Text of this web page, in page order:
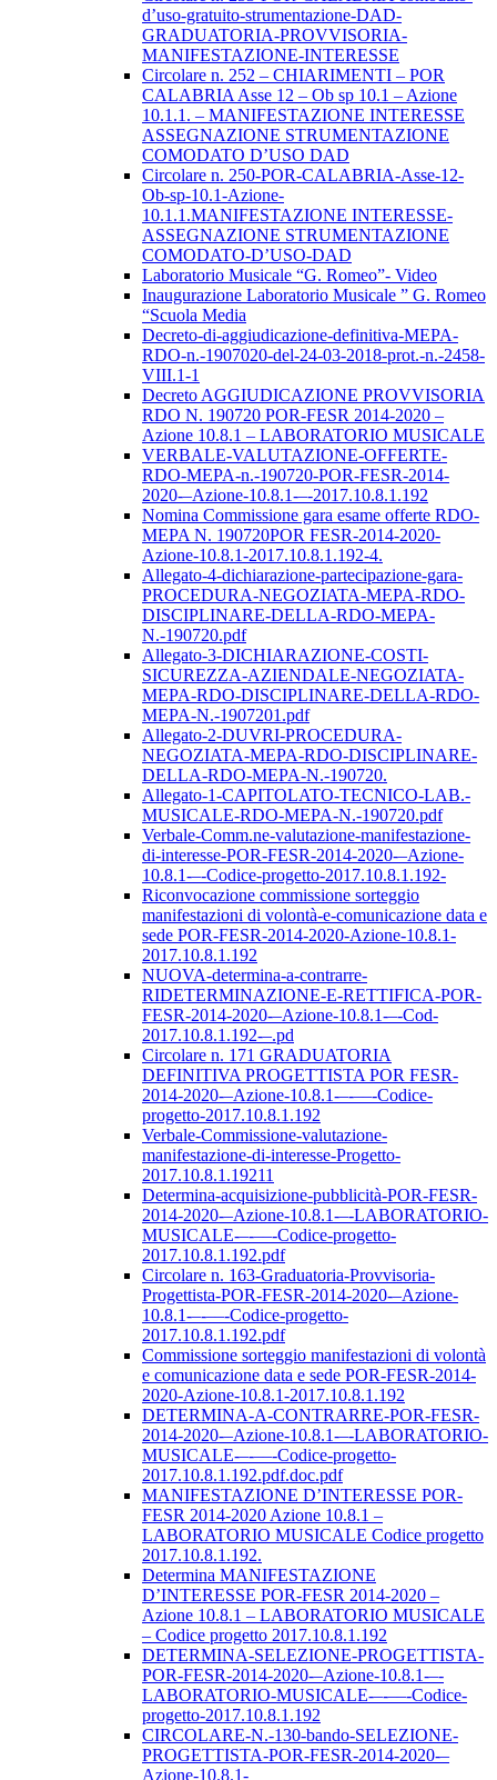
d’uso-gratuito-strumentazione-DAD-
GRADUATORIA-PROVVISORIA-
MANIFESTAZIONE-INTERESSE
Circolare n. 252 – CHIARIMENTI – POR
CALABRIA Asse 12 – Ob sp 10.1 – Azione
10.1.1. – MANIFESTAZIONE INTERESSE
ASSEGNAZIONE STRUMENTAZIONE
COMODATO D’USO DAD
Circolare n. 250-POR-CALABRIA-Asse-12-
Ob-sp-10.1-Azione-
10.1.1.MANIFESTAZIONE INTERESSE-
ASSEGNAZIONE STRUMENTAZIONE
COMODATO-D’USO-DAD
Laboratorio Musicale “G. Romeo”- Video
Inaugurazione Laboratorio Musicale ” G. Romeo
“Scuola Media
Decreto-di-aggiudicazione-definitiva-MEPA-
RDO-n.-1907020-del-24-03-2018-prot.-n.-2458-
VIII.1-1
Decreto AGGIUDICAZIONE PROVVISORIA
RDO N. 190720 POR-FESR 2014-2020 –
Azione 10.8.1 – LABORATORIO MUSICALE
VERBALE-VALUTAZIONE-OFFERTE-
RDO-MEPA-n.-190720-POR-FESR-2014-
2020-–Azione-10.8.1-–-2017.10.8.1.192
Nomina Commissione gara esame offerte RDO-
MEPA N. 190720POR FESR-2014-2020-
Azione-10.8.1-2017.10.8.1.192-4.
Allegato-4-dichiarazione-partecipazione-gara-
PROCEDURA-NEGOZIATA-MEPA-RDO-
DISCIPLINARE-DELLA-RDO-MEPA-
N.-190720.pdf
Allegato-3-DICHIARAZIONE-COSTI-
SICUREZZA-AZIENDALE-NEGOZIATA-
MEPA-RDO-DISCIPLINARE-DELLA-RDO-
MEPA-N.-1907201.pdf
Allegato-2-DUVRI-PROCEDURA-
NEGOZIATA-MEPA-RDO-DISCIPLINARE-
DELLA-RDO-MEPA-N.-190720.
Allegato-1-CAPITOLATO-TECNICO-LAB.-
MUSICALE-RDO-MEPA-N.-190720.pdf
Verbale-Comm.ne-valutazione-manifestazione-
di-interesse-POR-FESR-2014-2020-–Azione-
10.8.1-–-Codice-progetto-2017.10.8.1.192-
Riconvocazione commissione sorteggio
manifestazioni di volontà-e-comunicazione data e
sede POR-FESR-2014-2020-Azione-10.8.1-
2017.10.8.1.192
NUOVA-determina-a-contrarre-
RIDETERMINAZIONE-E-RETTIFICA-POR-
FESR-2014-2020-–Azione-10.8.1-–-Cod-
2017.10.8.1.192-–.pd
Circolare n. 171 GRADUATORIA
DEFINITIVA PROGETTISTA POR FESR-
2014-2020-–Azione-10.8.1-–-––-Codice-
progetto-2017.10.8.1.192
Verbale-Commissione-valutazione-
manifestazione-di-interesse-Progetto-
2017.10.8.1.19211
Determina-acquisizione-pubblicità-POR-FESR-
2014-2020-–Azione-10.8.1-–-LABORATORIO-
MUSICALE-–-––-Codice-progetto-
2017.10.8.1.192.pdf
Circolare n. 163-Graduatoria-Provvisoria-
Progettista-POR-FESR-2014-2020-–Azione-
10.8.1-–-––-Codice-progetto-
2017.10.8.1.192.pdf
Commissione sorteggio manifestazioni di volontà
e comunicazione data e sede POR-FESR-2014-
2020-Azione-10.8.1-2017.10.8.1.192
DETERMINA-A-CONTRARRE-POR-FESR-
2014-2020-–Azione-10.8.1-–-LABORATORIO-
MUSICALE-–-––-Codice-progetto-
2017.10.8.1.192.pdf.doc.pdf
MANIFESTAZIONE D’INTERESSE POR-
FESR 2014-2020 Azione 10.8.1 –
LABORATORIO MUSICALE Codice progetto
2017.10.8.1.192.
Determina MANIFESTAZIONE
D’INTERESSE POR-FESR 2014-2020 –
Azione 10.8.1 – LABORATORIO MUSICALE
– Codice progetto 2017.10.8.1.192
DETERMINA-SELEZIONE-PROGETTISTA-
POR-FESR-2014-2020-–Azione-10.8.1-–-
LABORATORIO-MUSICALE-–-––-Codice-
progetto-2017.10.8.1.192
CIRCOLARE-N.-130-bando-SELEZIONE-
PROGETTISTA-POR-FESR-2014-2020-–
Azione-10.8.1-